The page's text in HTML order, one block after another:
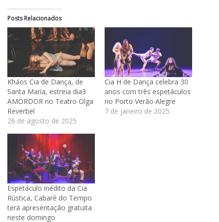
Posts Relacionados
Kháos Cia de Dança, de
Santa Maria, estreia dia3
AMORDOR no Teatro Olga
Reverbel
26 de agosto de 2025
Cia H de Dança celebra 30
anos com três espetáculos
no Porto Verão Alegre
7 de janeiro de 2025
Espetáculo inédito da Cia
Rústica, Cabaré do Tempo
terá apresentação gratuita
neste domingo